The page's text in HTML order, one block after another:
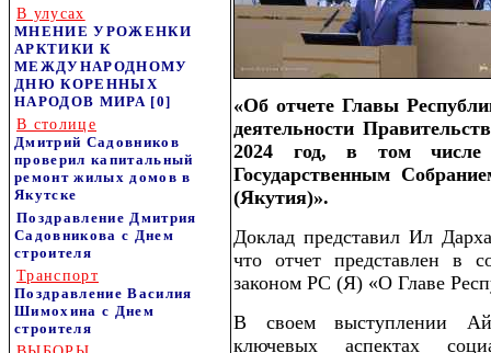
В улусах
МНЕНИЕ УРОЖЕНКИ
АРКТИКИ К
МЕЖДУНАРОДНОМУ
ДНЮ КОРЕННЫХ
НАРОДОВ МИРА [0]
В столице
Дмитрий Садовников
проверил капитальный
ремонт жилых домов в
Якутске
Поздравление Дмитрия
Садовникова с Днем
строителя
Транспорт
Поздравление Василия
Шимохина с Днем
строителя
«Об отчете Главы
деятельности
2024 год, в том числе
Государственным
(Якутия)».
Доклад представил Ил
что отчет представлен в
законом РС (Я) «О Главе
В своем выступлении
ключевых аспектах